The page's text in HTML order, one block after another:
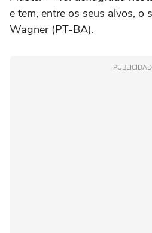
e tem, entre os seus alvos, o
Wagner (PT-BA).